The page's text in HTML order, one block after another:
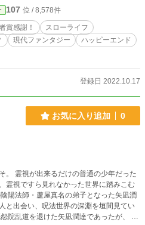
による写真ACか
ました。
107 位 / 8,578件
賞感謝！
スローライフ
現代ファンタジー
ハッピーエンド
登録日 2022.10.17
お気に入り追加 0
。 霊視が出来るだけの普通の少年だった
霊視ですら見れなかった世界に踏みこむ
陽法師・蘆屋真名の弟子となった矢凪潤
と出会い、呪法世界の深淵を垣間見てい
院乱道を退けた矢凪潤達であったが、 呪